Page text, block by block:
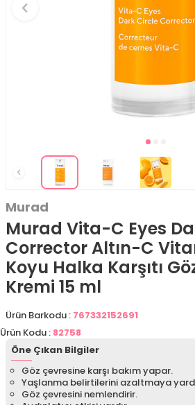
Murad
Murad Vita-C Eyes
Corrector Altın-C
Koyu Halka Karşıtı
Kremi 15 ml
Ürün Barkodu : 767332152691
Ürün Kodu : 82758
Öne Çıkan Bilgiler
Göz çevresine karşı bakım yapar.
Yaşlanma belirtilerini azaltmaya
Göz çevresini nemlendirir.